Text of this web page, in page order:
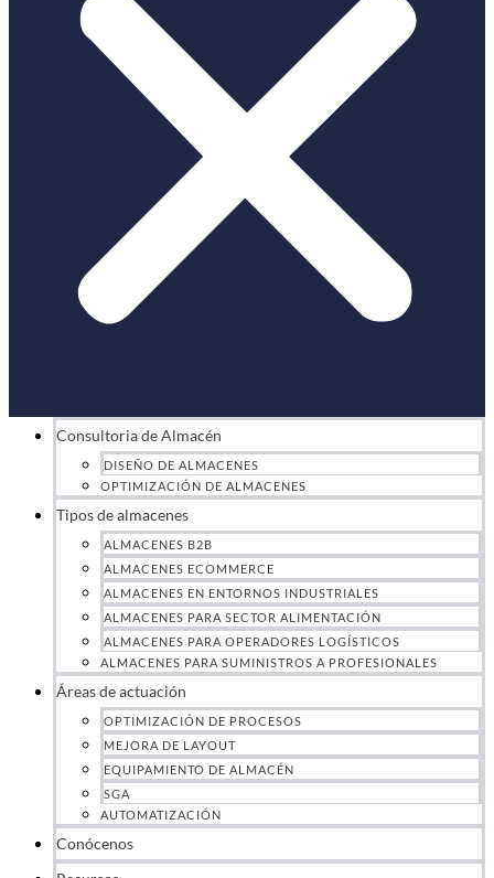
Consultoria de Almacén
DISEÑO DE ALMACENES
OPTIMIZACIÓN DE ALMACENES
Tipos de almacenes
ALMACENES B2B
ALMACENES ECOMMERCE
ALMACENES EN ENTORNOS INDUSTRIALES
ALMACENES PARA SECTOR ALIMENTACIÓN
ALMACENES PARA OPERADORES LOGÍSTICOS
ALMACENES PARA SUMINISTROS A PROFESIONALES
Áreas de actuación
OPTIMIZACIÓN DE PROCESOS
MEJORA DE LAYOUT
EQUIPAMIENTO DE ALMACÉN
SGA
AUTOMATIZACIÓN
Conócenos